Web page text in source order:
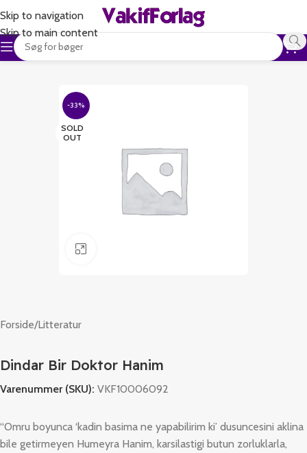
Skip to navigation
Skip to main content
-33%
SOLD
OUT
Forside/Litteratur
Dindar Bir Doktor Hanim
Varenummer (SKU): VKF10006092
“Omru boyunca ‘kadin basima ne yapabilirim ki’ dusuncesini aklina
bile getirmeyen Humeyra Hanim, karsilastigi butun zorluklarla,